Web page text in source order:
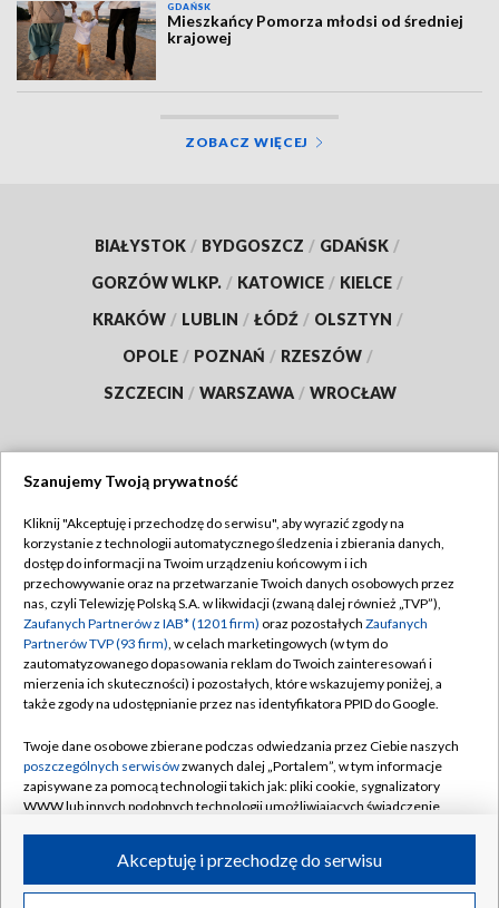
GDAŃSK
Mieszkańcy Pomorza młodsi od średniej
krajowej
ZOBACZ WIĘCEJ
BIAŁYSTOK / BYDGOSZCZ / GDAŃSK /
GORZÓW WLKP. / KATOWICE / KIELCE /
KRAKÓW / LUBLIN / ŁÓDŹ / OLSZTYN /
OPOLE / POZNAŃ / RZESZÓW /
SZCZECIN / WARSZAWA / WROCŁAW
TVP
Abonament TVP
Emisja w TVP
Centrum informacji TVP
Naziemna Telewizja Cyfrowa
Rada Programowa
System NOS
Informacje o nadawcy
Program dla prasy
Regulamin TVP
Polityka prywatności
Moje zgody
Pomoc
Kontakt
Kanały
©2026 Telewizja Polska S.A. w likwidacji
Szanujemy Twoją prywatność
Kliknij "Akceptuję i przechodzę do serwisu", aby wyrazić zgody na
korzystanie z technologii automatycznego śledzenia i zbierania danych,
dostęp do informacji na Twoim urządzeniu końcowym i ich
przechowywanie oraz na przetwarzanie Twoich danych osobowych przez
nas, czyli Telewizję Polską S.A. w likwidacji (zwaną dalej również „TVP”),
Zaufanych Partnerów z IAB* (1201 firm) oraz pozostałych Zaufanych
Partnerów TVP (93 firm), w celach marketingowych (w tym do
zautomatyzowanego dopasowania reklam do Twoich zainteresowań i
mierzenia ich skuteczności) i pozostałych, które wskazujemy poniżej, a
także zgody na udostępnianie przez nas identyfikatora PPID do Google.
Twoje dane osobowe zbierane podczas odwiedzania przez Ciebie naszych
poszczególnych serwisówzwanych dalej „Portalem”, w tym informacje
zapisywane za pomocą technologii takich jak: pliki cookie, sygnalizatory
WWW lub innych podobnych technologii umożliwiających świadczenie
ruchu w Internecie.Akceptuję i przechodzę do serwisu